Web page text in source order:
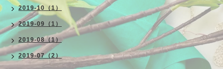
2019-10（1）
2019-09（1）
2019-08（1）
2019-07（2）